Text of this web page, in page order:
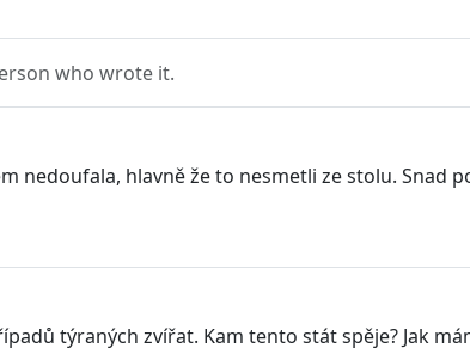
who wrote it.
nedoufala, hlavně že to nesmetli ze stolu. Snad
týraných zvířat. Kam tento stát spěje? Jak